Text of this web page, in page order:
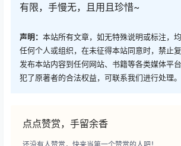
有限，手慢无，且用且珍惜~
声明： 本站所有文章，如无特殊说明或标注，
任何个人或组织，在未征得本站同意时，禁止复
发布本站内容到任何网站、书籍等各类媒体平
犯了原著者的合法权益，可联系我们进行处理。
点点赞赏，手留余香